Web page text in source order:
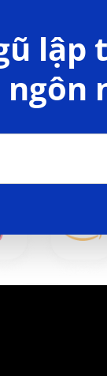
lập